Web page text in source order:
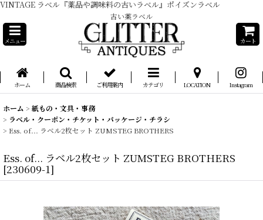
VINTAGE ラベル『薬品や調味料の古いラベル』ポイズンラベル
古い薬ラベル
メニュー カート
ホーム 商品検索 ご利用案内 カテゴリ LOCATION Instagram
ホーム > 紙もの・文具・事務
> ラベル・クーポン・チケット・パッケージ・チラシ
> Ess. of... ラベル2枚セット ZUMSTEG BROTHERS
Ess. of... ラベル2枚セット ZUMSTEG BROTHERS
[230609-1]